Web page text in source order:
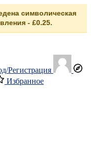
символическая
- £0.25.
Регистрация
Избранное